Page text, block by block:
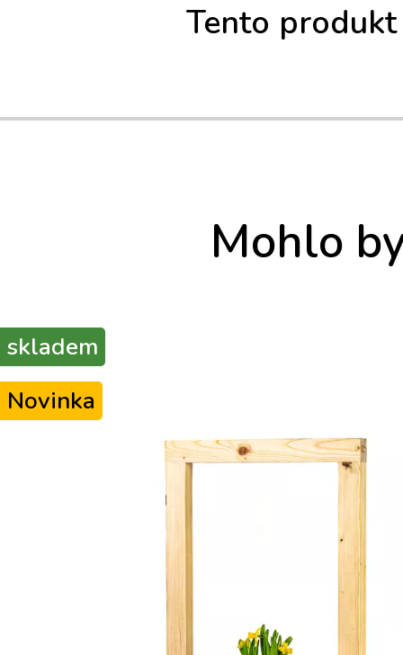
Tento
Mohlo
Novinka
skladem